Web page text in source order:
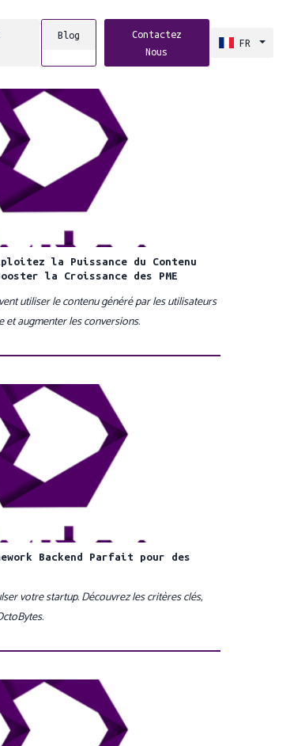
Blog
Contactez
Nous
FR
la Puissance du Contenu
la Croissance des PME
utiliser le contenu généré par les utilisateurs
augmenter les conversions.
Backend Parfait pour des
votre startup. Découvrez les critères clés,